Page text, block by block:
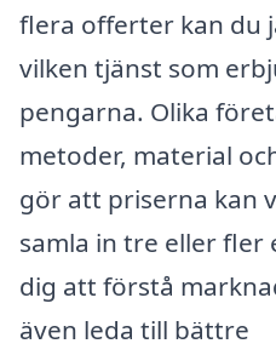
flera offerter kan du
vilken tjänst som
pengarna. Olika
metoder, material
gör att priserna kan
samla in tre eller
dig att förstå
även leda till bättre